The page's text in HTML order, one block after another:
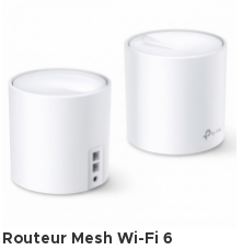
Routeur Mesh Wi-Fi 6